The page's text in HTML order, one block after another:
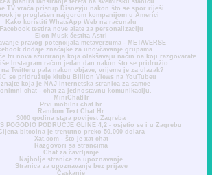
TV vraća pristup Disneyju nakon što se spor riješi
je proglašen najgorom kompanijom u Americi
Kako koristiti WhatsApp Web na računalu
Facebook testira nove alate za personalizaciju
Elon Musk čestita Astri
pravog potencijala metaverzuma - METAVERSE
dodaje značajke za unovčavanje grupama
tri nova ažuriranja koja olakšavaju način na koji razgovarate
Instagram račun jedan dan nakon što se pridružio
na Twitteru pala nakon objave, vrijeme je za ulazak?
se pridružuje klubu Billion Views na YouTubeu
koja je NAJ internetska stranica za samce
chat - chat za jednostavnu komunikaciju.
MiniChatHr
Prvi mobilni chat hr
Random Text Chat Hr
3000 godina stara povijest Zagreba
POGODIO PODRUČJE GLINE 4,2 - osjetio se i u Zagrebu
bitcoina je trenutno preko 50.000 dolara
Xat.com - što je xat chat
Razgovori sa strancima
Chat za čavrljanje
Najbolje stranice za upoznavanje
Stranica za upoznavanje bez prijave
Časkanje